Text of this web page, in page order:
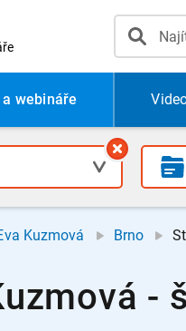
webináře
Kuzmová Brno